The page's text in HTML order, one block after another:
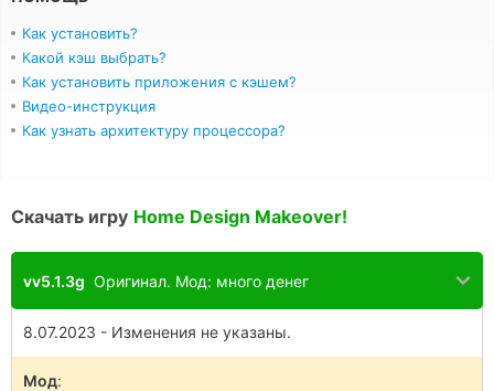
Как установить?
Какой кэш выбрать?
Как установить приложения с кэшем?
Видео-инструкция
Как узнать архитектуру процессора?
Скачать игру Home Design Makeover!
vv5.1.3g Оригинал. Мод: много денег
8.07.2023 - Изменения не указаны.
Мод: